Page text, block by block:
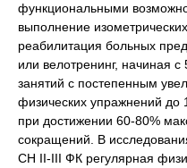
функциональными
выполнение
реабилитация больных
или велотренинг, начиная
занятий с постепенным
физических упражнений до
при достижении 60-80%
сокращений. В
СН II-III ФК регулярная